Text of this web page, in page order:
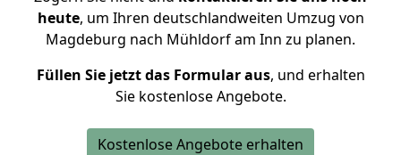
heute, um Ihren deutschlandweiten Umzug von
Magdeburg nach Mühldorf am Inn zu planen.
Füllen Sie jetzt das Formular aus, und erhalten
Sie kostenlose Angebote.
Kostenlose Angebote erhalten